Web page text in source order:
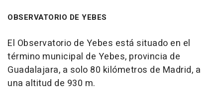
OBSERVATORIO DE YEBES
El Observatorio de Yebes está situado en el
término municipal de Yebes, provincia de
Guadalajara, a solo 80 kilómetros de Madrid, a
una altitud de 930 m.